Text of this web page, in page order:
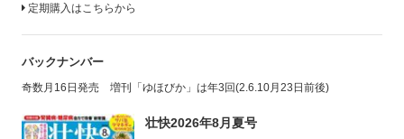
定期購入はこちらから
バックナンバー
奇数月16日発売 増刊「ゆほびか」は年3回(2.6.10月23日前後)
壮快2026年8月夏号